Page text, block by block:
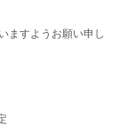
ますようお願い申し